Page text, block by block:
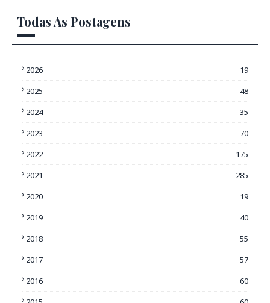
Todas As Postagens
2026
19
2025
48
2024
35
2023
70
2022
175
2021
285
2020
19
2019
40
2018
55
2017
57
2016
60